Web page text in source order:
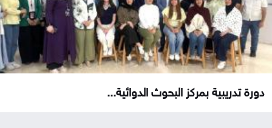
دورة تدريبية بمركز البحوث الدوائية...